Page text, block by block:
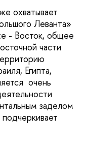
охватывает
Леванта»
- Восток, общее
части
Египта,
очень
заделом